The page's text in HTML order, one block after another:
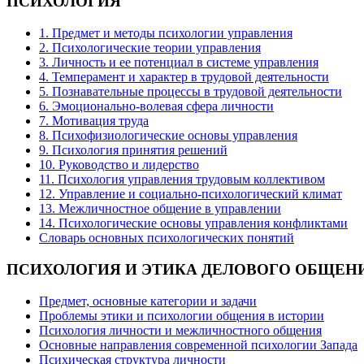
1. Предмет и методы психологии управления
2. Психологические теории управления
3. Личность и ее потенциал в системе управления
4. Темперамент и характер в трудовой деятельности
5. Познавательные процессы в трудовой деятельности
6. Эмоционально-волевая сфера личности
7. Мотивация труда
8. Психофизиологические основы управления
9. Психология принятия решений
10. Руководство и лидерство
11. Психология управления трудовым коллективом
12. Управление и социально-психологический климат
13. Межличностное общение в управлении
14. Психологические основы управления конфликтами
Словарь основных психологических понятий
ПСИХОЛОГИЯ И ЭТИКА ДЕЛОВОГО
Предмет, основные категории и задачи
Проблемы этики и психологии общения в истории
Психология личности и межличностного общения
Основные направления современной психологии Запада
Психическая структура личности